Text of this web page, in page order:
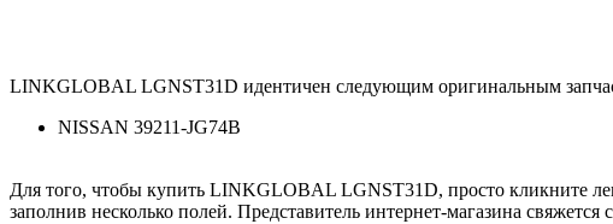
LINKGLOBAL LGNST31D идентичен следующим оригинальным
NISSAN 39211-JG74B
Для того, чтобы купить LINKGLOBAL LGNST31D, просто кликните
заполнив несколько полей. Представитель интернет-магазина